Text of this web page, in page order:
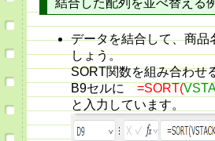
データを結合して、商品
しょう。
SORT関数を組み合わせ
B9セルに =SORT(
と入力しています。